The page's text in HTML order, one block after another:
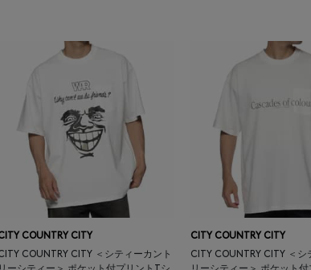
COUNTRY CITY
COUNTRY CITY ＜シティーカント
CITY COUNTRY CITY
CITY COUNTRY CITY ＜シ